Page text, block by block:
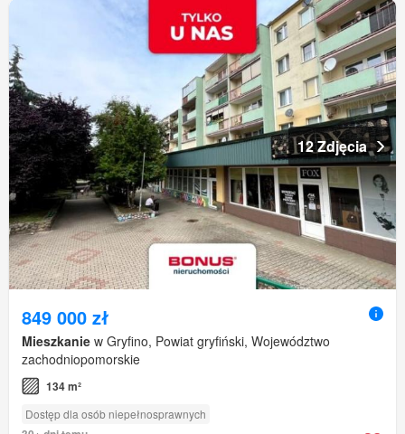
12 Zdjęcia
849 000 zł
Mieszkanie w Gryfino, Powiat gryfiński, Województwo
zachodniopomorskie
134 m²
Dostęp dla osób niepełnosprawnych